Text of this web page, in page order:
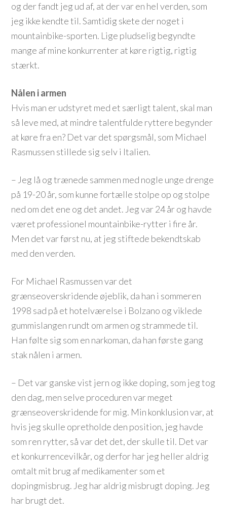
og der fandt jeg ud af, at der var en hel verden, som
jeg ikke kendte til. Samtidig skete der noget i
mountainbike-sporten. Lige pludselig begyndte
mange af mine konkurrenter at køre rigtig, rigtig
stærkt.
Nålen i armen
Hvis man er udstyret med et særligt talent, skal man
så leve med, at mindre talentfulde ryttere begynder
at køre fra en? Det var det spørgsmål, som Michael
Rasmussen stillede sig selv i Italien.
– Jeg lå og trænede sammen med nogle unge drenge
på 19-20 år, som kunne fortælle stolpe op og stolpe
ned om det ene og det andet. Jeg var 24 år og havde
været professionel mountainbike-rytter i fire år.
Men det var først nu, at jeg stiftede bekendtskab
med den verden.
For Michael Rasmussen var det
grænseoverskridende øjeblik, da han i sommeren
1998 sad på et hotelværelse i Bolzano og viklede
gummislangen rundt om armen og strammede til.
Han følte sig som en narkoman, da han første gang
stak nålen i armen.
– Det var ganske vist jern og ikke doping, som jeg tog
den dag, men selve proceduren var meget
grænseoverskridende for mig. Min konklusion var, at
hvis jeg skulle opretholde den position, jeg havde
som ren rytter, så var det det, der skulle til. Det var
et konkurrencevilkår, og derfor har jeg heller aldrig
omtalt mit brug af medikamenter som et
dopingmisbrug. Jeg har aldrig misbrugt doping. Jeg
har brugt det.